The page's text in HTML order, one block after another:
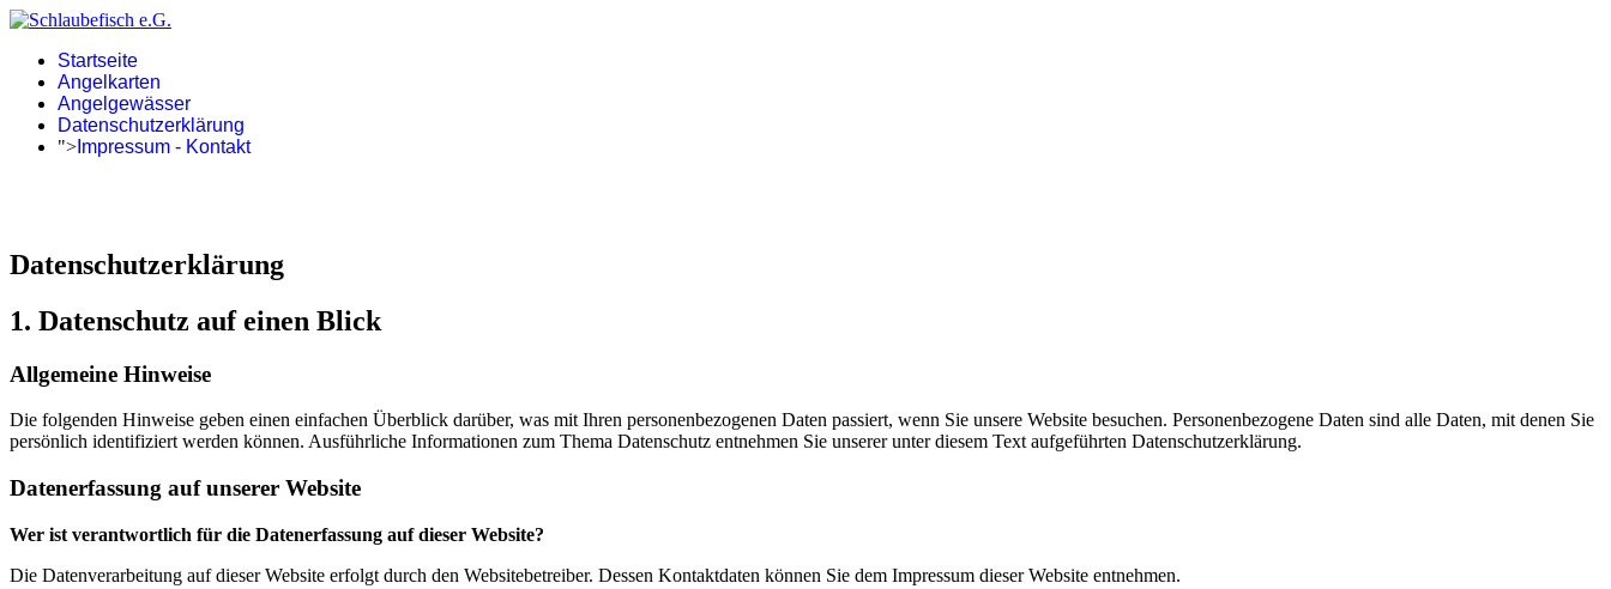
Startseite
Angelkarten
Angelgewässer
Datenschutzerklärung
"> Impressum - Kontakt
Datenschutzerklärung
1. Datenschutz auf einen Blick
Allgemeine Hinweise
Die folgenden Hinweise geben einen einfachen Überblick darüber, was mit Ihren personenbezogenen Daten passiert, wenn Sie unsere Website besuchen. Personenbezogene Daten sind alle Daten, mit denen Sie
persönlich identifiziert werden können. Ausführliche Informationen zum Thema Datenschutz entnehmen Sie unserer unter diesem Text aufgeführten Datenschutzerklärung.
Datenerfassung auf unserer Website
Wer ist verantwortlich für die Datenerfassung auf dieser Website?
Die Datenverarbeitung auf dieser Website erfolgt durch den Websitebetreiber. Dessen Kontaktdaten können Sie dem Impressum dieser Website entnehmen.